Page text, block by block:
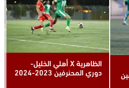
كأس أبو عمار 2023.. هلال
القدس X أهلي الخليل